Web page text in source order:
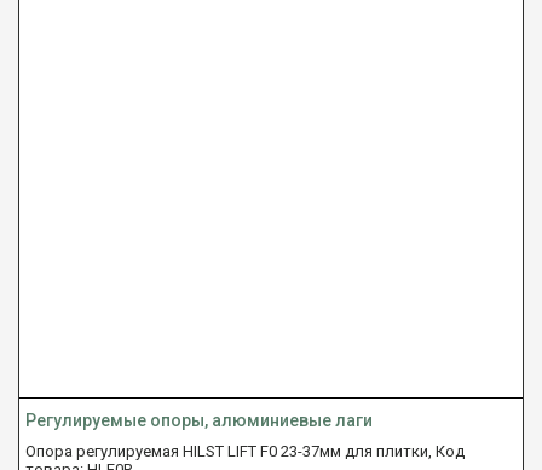
Регулируемые опоры, алюминиевые лаги
Опора регулируемая HILST LIFT F0 23-37мм для плитки, Код